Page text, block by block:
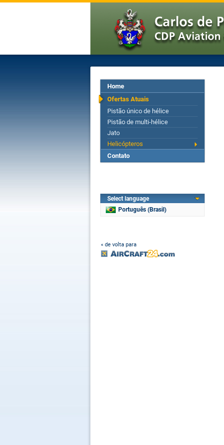
Home
Ofertas Atuais
Pistão único de hélice
Pistão de multi-hélice
Jato
Helicópteros
Contato
Select language
Português (Brasil)
« de volta para